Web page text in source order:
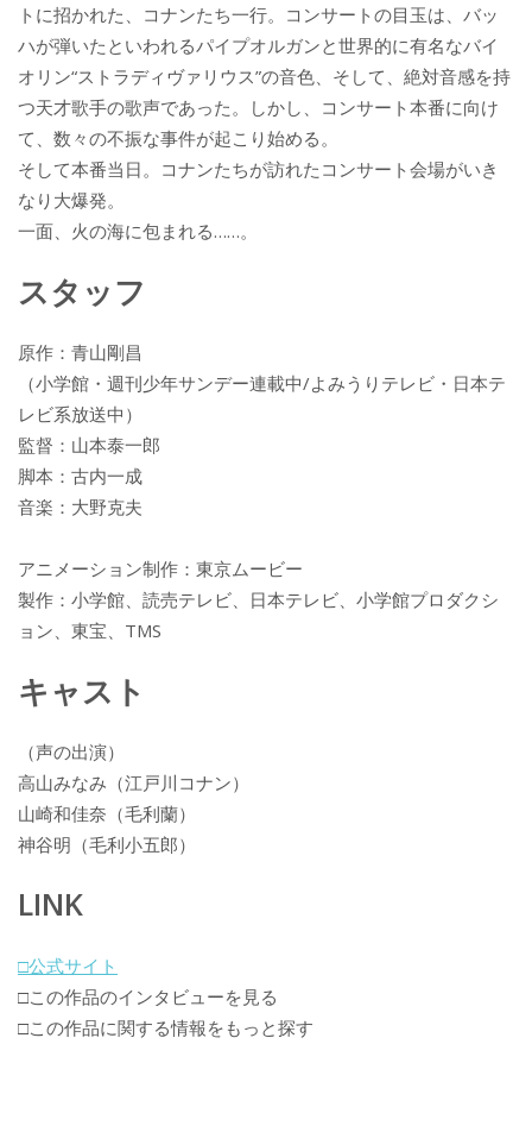
トに招かれた、コナンたち一行。コンサートの目玉は、バッ
ハが弾いたといわれるパイプオルガンと世界的に有名なバイ
オリン“ストラディヴァリウス”の音色、そして、絶対音感を持
つ天才歌手の歌声であった。しかし、コンサート本番に向け
て、数々の不振な事件が起こり始める。
そして本番当日。コナンたちが訪れたコンサート会場がいき
なり大爆発。
一面、火の海に包まれる……。
スタッフ
原作：青山剛昌
（小学館・週刊少年サンデー連載中/よみうりテレビ・日本テ
レビ系放送中）
監督：山本泰一郎
脚本：古内一成
音楽：大野克夫
アニメーション制作：東京ムービー
製作：小学館、読売テレビ、日本テレビ、小学館プロダクシ
ョン、東宝、TMS
キャスト
（声の出演）
高山みなみ（江戸川コナン）
山崎和佳奈（毛利蘭）
神谷明（毛利小五郎）
LINK
□公式サイト
□この作品のインタビューを見る
□この作品に関する情報をもっと探す